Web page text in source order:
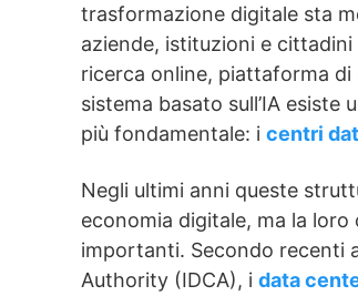
trasformazione digitale sta
aziende, istituzioni e
ricerca online, piattaforma
sistema basato sull’IA esiste
più fondamentale: i centri
Negli ultimi anni queste
economia digitale, ma la
importanti. Secondo recenti
Authority (IDCA), i data